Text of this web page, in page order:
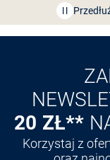
20 ZŁ**
Korzystaj z